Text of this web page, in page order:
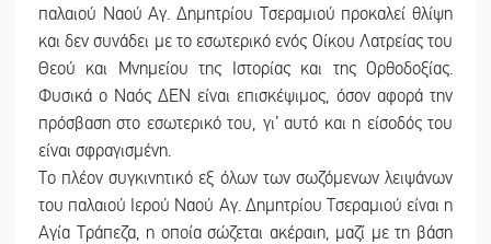
παλαιού Ναού Αγ. Δημητρίου Τσεραμιού προκαλεί θλίψη
και δεν συνάδει με το εσωτερικό ενός Οίκου Λατρείας του
Θεού και Μνημείου της Ιστορίας και της Ορθοδοξίας.
Φυσικά ο Ναός ΔΕΝ είναι επισκέψιμος, όσον αφορά την
πρόσβαση στο εσωτερικό του, γι’ αυτό και η είσοδός του
είναι σφραγισμένη.
Το πλέον συγκινητικό εξ όλων των σωζόμενων λειψάνων
του παλαιού Ιερού Ναού Αγ. Δημητρίου Τσεραμιού είναι η
Αγία Τράπεζα, η οποία σώζεται ακέραιη, μαζί με τη βάση